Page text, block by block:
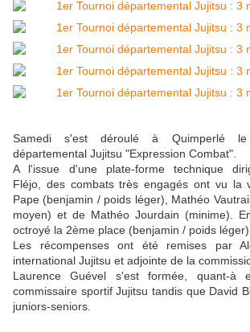
Samedi s'est déroulé à Quimperlé
départemental Jujitsu "Expression Combat".
A l'issue d'une plate-forme technique
Fléjo, des combats très engagés ont vu la
Pape (benjamin / poids léger), Mathéo
moyen) et de Mathéo Jourdain (minime).
octroyé la 2ème place (benjamin / poids léger).
Les récompenses ont été remises par
international Jujitsu et adjointe de la
Laurence Guével s'est formée, quant-à
commissaire sportif Jujitsu tandis que David
juniors-seniors.